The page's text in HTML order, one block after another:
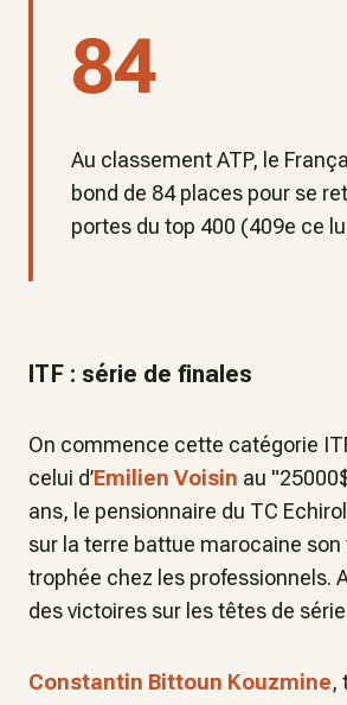
84
Au classement ATP, le
bond de 84 places pour se
portes du top 400 (409e ce
ITF : série de finales
On commence cette catégorie
celui d’Emilien Voisin au
ans, le pensionnaire du TC
sur la terre battue marocaine
trophée chez les professionnels.
des victoires sur les têtes de série
Constantin Bittoun Kouzmine,